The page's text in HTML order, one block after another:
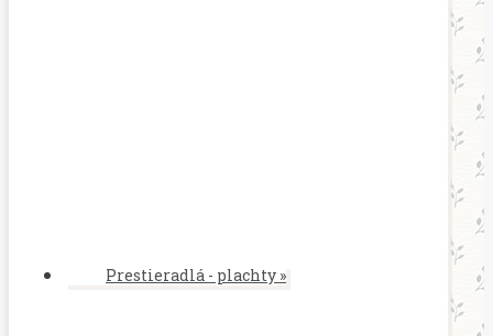
Prestieradlá - plachty »